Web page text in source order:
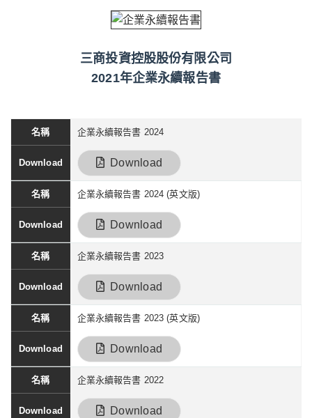
三商投資控股股份有限公司
2021年企業永續報告書
企業永續報告書 2024
Download
企業永續報告書 2024 (英文版)
Download
企業永續報告書 2023
Download
企業永續報告書 2023 (英文版)
Download
企業永續報告書 2022
Download